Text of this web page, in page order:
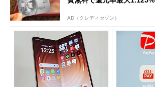
AD（クレディセゾン）